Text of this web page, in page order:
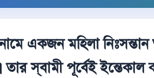
একজন মহিলা
স্বামী পূর্বেই ইন্তেকাল